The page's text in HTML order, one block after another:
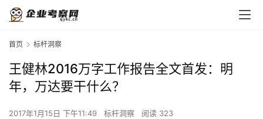
首页 标杆洞察
王健林2016万字工作报告全文首发：明
年，万达要干什么？
2017年1月15日 下午11:49 标杆洞察 阅读 323